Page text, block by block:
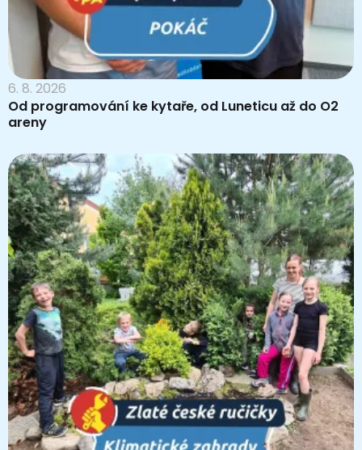
6. 8. 2026
Od programování ke kytaře, od Luneticu až do O2
areny